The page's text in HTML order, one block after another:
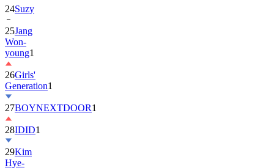
25Jang
Won-
young1
26Girls'
Generation
27BOYNEXTDOOR
28IDID1
29Kim
Hye-
yoon